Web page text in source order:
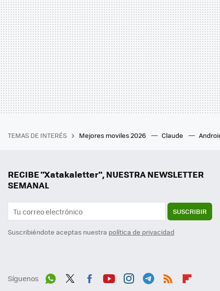
TEMAS DE INTERÉS Mejores moviles 2026 Claude
RECIBE "Xatakaletter", NUESTRA NEWSLETTER
SEMANAL
SUSCRIBIR
Suscribiéndote aceptas nuestra política de privacidad
Síguenos